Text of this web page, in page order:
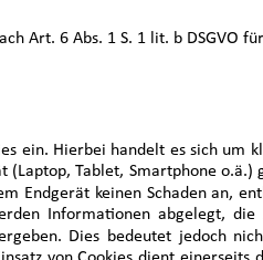
Art. 6 Abs. 1 S. 1 lit. b DSGVO
ein. Hierbei handelt es sich um
Tablet, Smartphone o.ä.)
Endgerät keinen Schaden an,
Informationen abgelegt,
Dies bedeutet jedoch